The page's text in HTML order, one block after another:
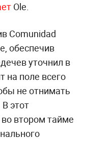
Ole.
Comunidad
обеспечив
уточнил в
на поле всего
не отнимать
этот
втором тайме